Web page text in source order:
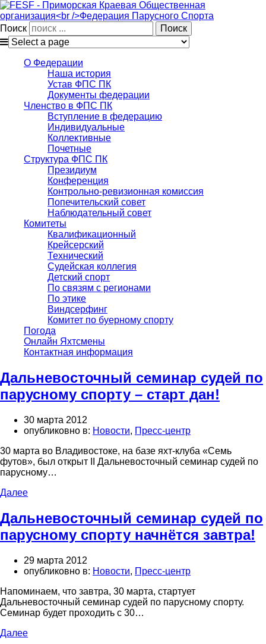
Поиск
О Федерации
Наша история
Устав ФПС ПК
Документы федерации
Членство в ФПС ПК
Вступление в федерацию
Индивидуальные
Коллективные
Почетные
Структура ФПС ПК
Президиум
Конференция
Контрольно-ревизионная комиссия
Попечительский совет
Наблюдательный совет
Комитеты
Квалификационный
Крейсерский
Технический
Судейская коллегия
Детский спорт
По связям с регионами
По этике
Виндсерфинг
Комитет по буерному спорту
Погода
Онлайн Яхтсмены
Контактная информация
Дальневосточный семинар судей по
парусному спорту – старт дан!
30 марта 2012
опубликовно в: Новости, Пресс-центр
30 марта во Владивостоке, на базе яхт-клуба «Семь
футов», был открыт II Дальневосточный семинар судей по
парусному…
Далее
Дальневосточный семинар судей по
парусному спорту начнётся завтра!
29 марта 2012
опубликовно в: Новости, Пресс-центр
Напоминаем, что завтра, 30 марта, стартует
Дальневосточный семинар судей по парусному спорту.
Семинар будет проходить с 30…
Далее